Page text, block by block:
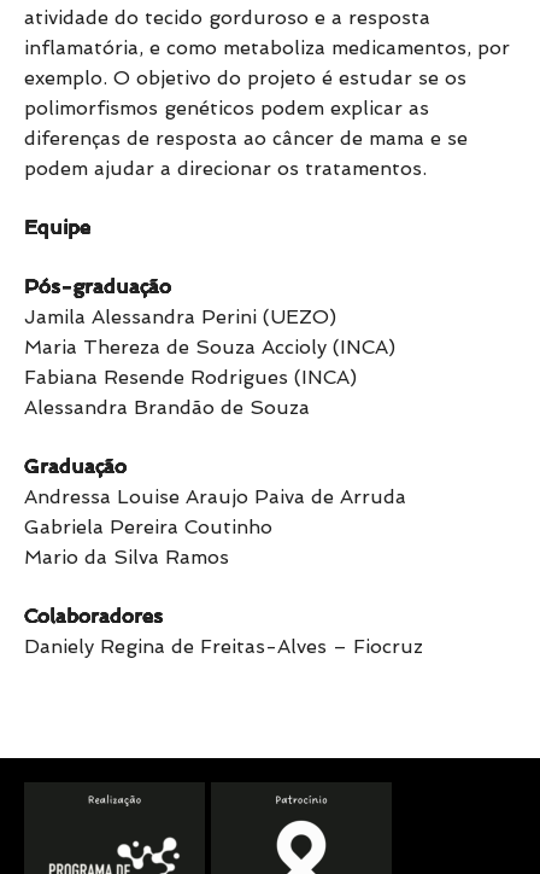
atividade do tecido gorduroso e a resposta
inflamatória, e como metaboliza medicamentos, por
exemplo. O objetivo do projeto é estudar se os
polimorfismos genéticos podem explicar as
diferenças de resposta ao câncer de mama e se
podem ajudar a direcionar os tratamentos.
Equipe
Pós-graduação
Jamila Alessandra Perini (UEZO)
Maria Thereza de Souza Accioly (INCA)
Fabiana Resende Rodrigues (INCA)
Alessandra Brandão de Souza
Graduação
Andressa Louise Araujo Paiva de Arruda
Gabriela Pereira Coutinho
Mario da Silva Ramos
Colaboradores
Daniely Regina de Freitas-Alves – Fiocruz